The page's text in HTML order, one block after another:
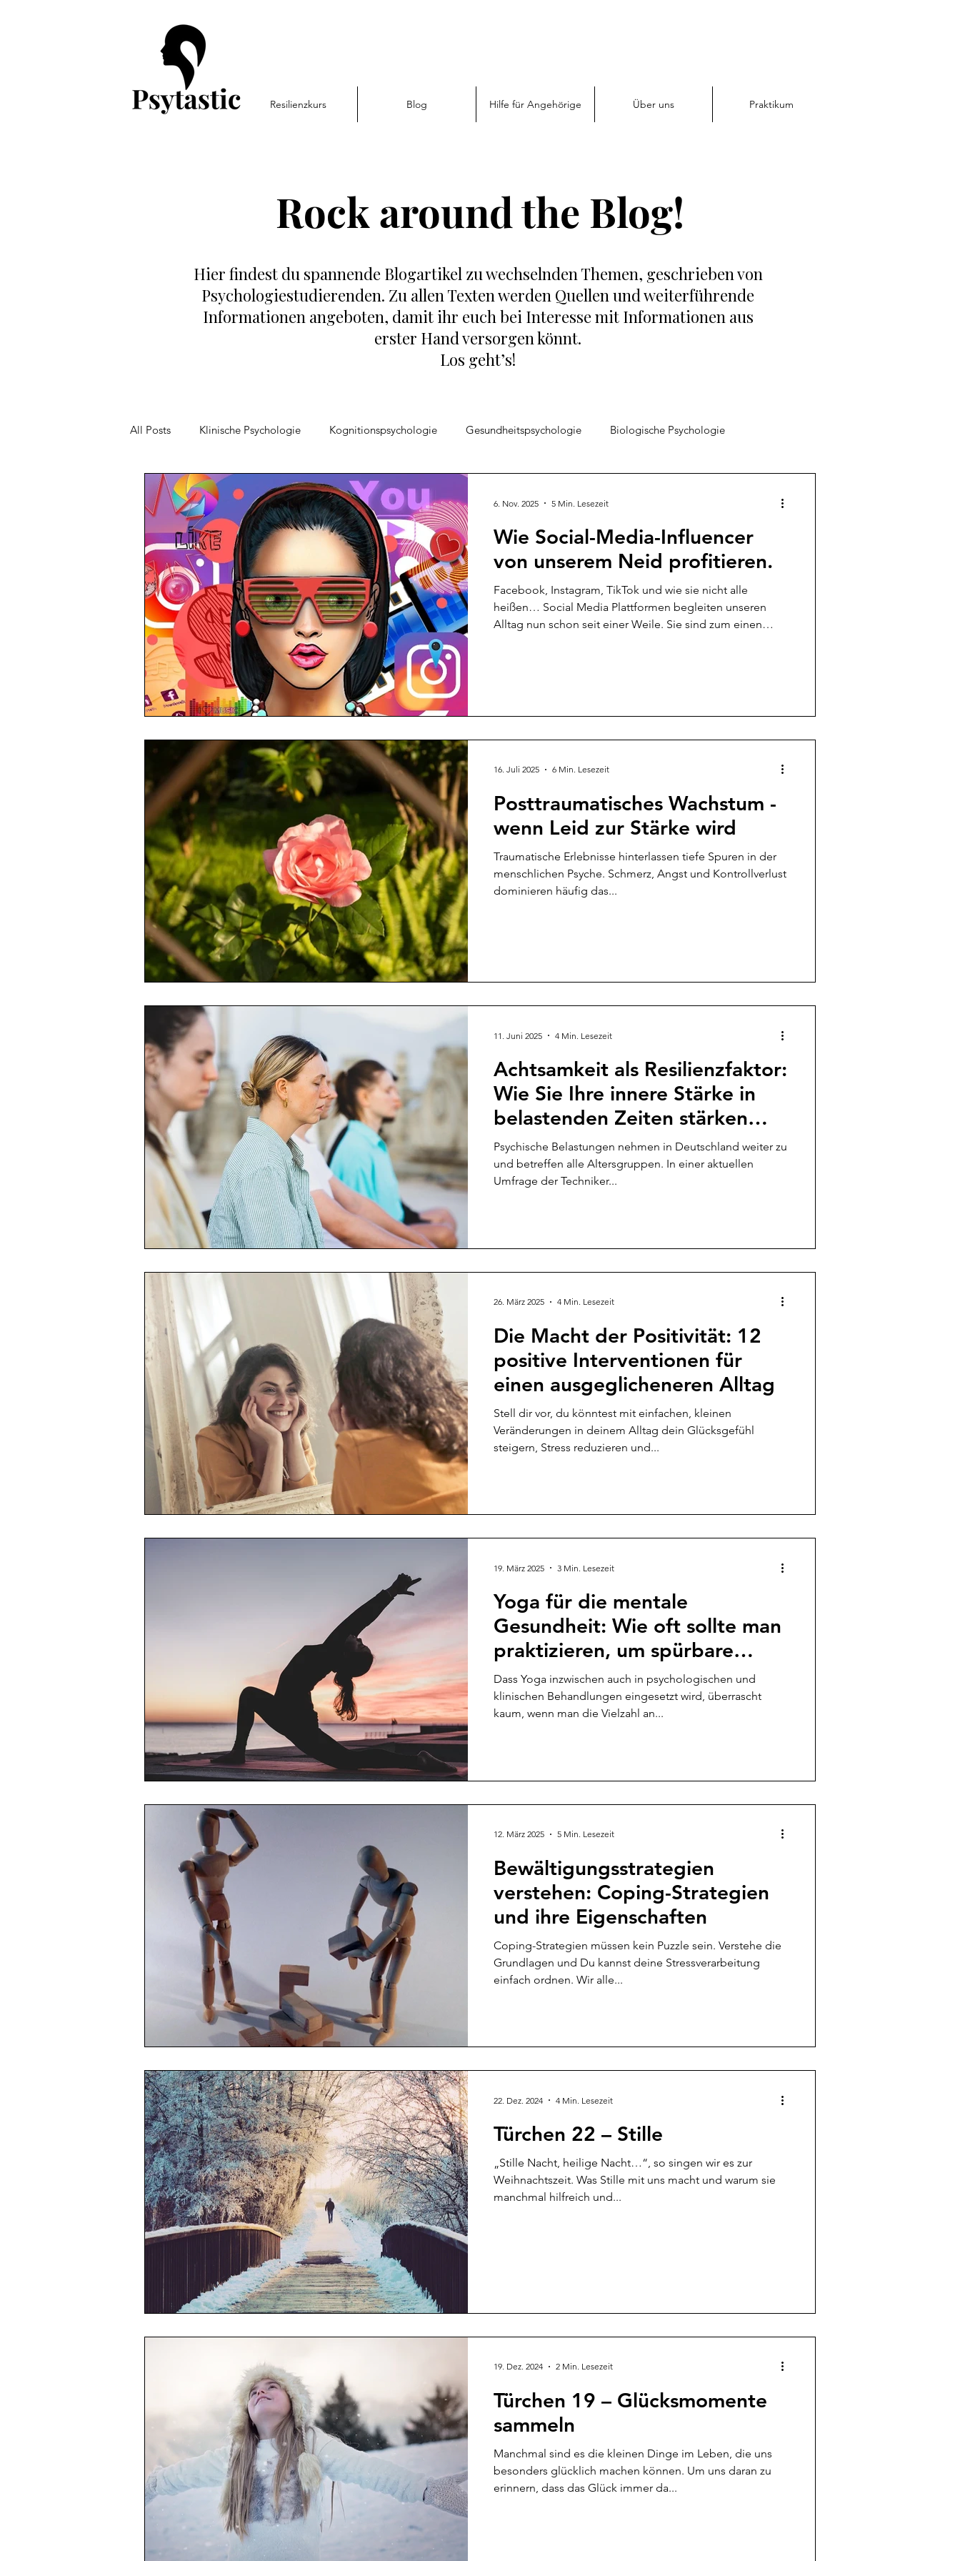
Resilienzkurs Blog Hilfe für Angehörige Über uns Praktikum
Rock around the Blog!
Hier findest du spannende Blogartikel zu wechselnden Themen, geschrieben von
Psychologiestudierenden. Zu allen Texten werden Quellen und weiterführende
Informationen angeboten, damit ihr euch bei Interesse mit Informationen aus
erster Hand versorgen könnt.
Los geht’s!
All Posts Klinische Psychologie Kognitionspsychologie Gesundheitspsychologie Biologische Psychologie
Persönlichkeitspsychologie Sozialpsychologie Angehörigen Hilfe
Resilienz Persönliche Entwicklung Psychologie entdecken
Wie Social-Media-Influencer
von unserem Neid profitieren.
Facebook, Instagram, TikTok und wie sie nicht alle
heißen… Social Media Plattformen begleiten unseren
Alltag nun schon seit einer Weile. Sie sind zum einen
möglich. Eine Win-Win-Situatio
6. Nov. 2025 5 Min. Lesezeit
Posttraumatisches Wachstum -
wenn Leid zur Stärke wird
Traumatische Erlebnisse hinterlassen tiefe Spuren in der
menschlichen Psyche. Schmerz, Angst und Kontrollverlust
dominieren häufig das...
16. Juli 2025 6 Min. Lesezeit
Achtsamkeit als Resilienzfaktor:
Wie Sie Ihre innere Stärke in
belastenden Zeiten stärken
können
Psychische Belastungen nehmen in Deutschland weiter zu
und betreffen alle Altersgruppen. In einer aktuellen
Umfrage der Techniker...
11. Juni 2025 4 Min. Lesezeit
Die Macht der Positivität: 12
positive Interventionen für
einen ausgeglicheneren Alltag
Stell dir vor, du könntest mit einfachen, kleinen
Veränderungen in deinem Alltag dein Glücksgefühl
steigern, Stress reduzieren und...
26. März 2025 4 Min. Lesezeit
Yoga für die mentale
Gesundheit: Wie oft sollte man
praktizieren, um spürbare
Effekte zu erzielen?
Dass Yoga inzwischen auch in psychologischen und
klinischen Behandlungen eingesetzt wird, überrascht
kaum, wenn man die Vielzahl an...
19. März 2025 3 Min. Lesezeit
Bewältigungsstrategien
verstehen: Coping-Strategien
und ihre Eigenschaften
Coping-Strategien müssen kein Puzzle sein. Verstehe die
Grundlagen und Du kannst deine Stressverarbeitung
einfach ordnen. Wir alle...
12. März 2025 5 Min. Lesezeit
Türchen 22 – Stille
„Stille Nacht, heilige Nacht…“, so singen wir es zur
Weihnachtszeit. Was Stille mit uns macht und warum sie
manchmal hilfreich und...
22. Dez. 2024 4 Min. Lesezeit
Türchen 19 – Glücksmomente
sammeln
Manchmal sind es die kleinen Dinge im Leben, die uns
besonders glücklich machen können. Um uns daran zu
erinnern, dass das Glück immer da...
19. Dez. 2024 2 Min. Lesezeit